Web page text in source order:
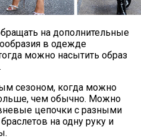
на дополнительные
в одежде
можно насытить образ
сезоном, когда можно
чем обычно. Можно
цепочки с разными
на одну руку и